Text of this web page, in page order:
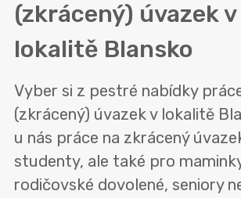
(zkrácený) úvazek v
lokalitě Blansko
Vyber si z pestré nabídky
(zkrácený) úvazek v lokalitě
u nás práce na zkrácený
studenty, ale také pro
rodičovské dovolené, seniory